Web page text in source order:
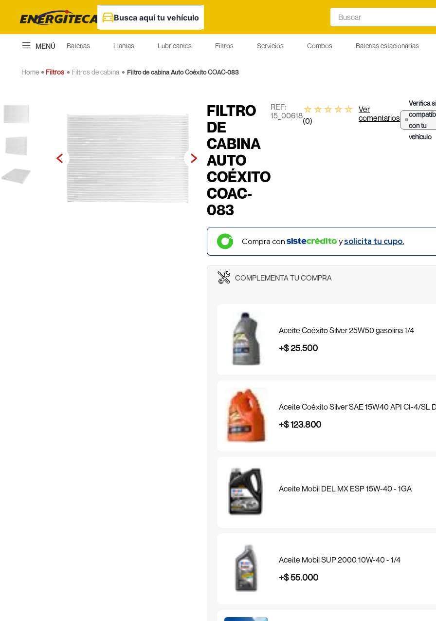
Busca aquí tu vehículo
Buscar
MENÚ Baterías Llantas Lubricantes Filtros Servicios Combos Baterías estacionarias
Filtros Filtros de cabina Filtro de cabina Auto Coéxito COAC-083
FILTRO
DE
CABINA
AUTO
COÉXITO
COAC-
083
:
15_00618☆☆☆☆☆
(0)
Ver
comentarios
Verifica
con tu
vehículo
Compra con ysolicita tu cupo.
COMPLEMENTA TU COMPRA
Aceite Coéxito Silver 25W50 gasolina 1/4
+$25.500
Aceite Coéxito Silver SAE 15W40 API CI-4/SL
+$123.800
Aceite Mobil DEL MX ESP 15W-40 - 1GA
Aceite Mobil SUP 2000 10W-40 - 1/4
+$55.000